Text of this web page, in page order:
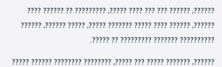
??????, ?????? ??? ??? ???? ?????, ????????? ?? ?????? ????
??????, ?????? ???? ????? ??????? ?????, ????? ??????, ??????
?????????? ??????? ????????? ?? ?????.
??????, ??????? ????? ??? ?????, ???????? ???????? ?????? ?????